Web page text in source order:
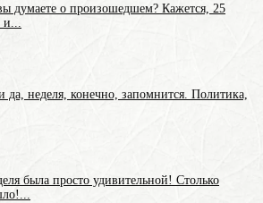
думаете о произошедшем? Кажется, 25
неделя, конечно, запомнится. Политика,
была просто удивительной! Столько